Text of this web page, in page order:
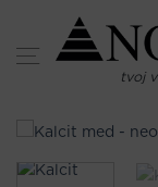
content
tvoj